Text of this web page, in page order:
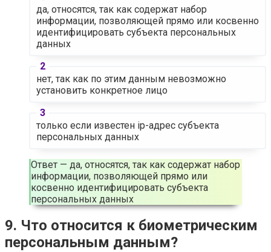
да, относятся, так как содержат набор
информации, позволяющей прямо или косвенно
идентифицировать субъекта персональных
данных
нет, так как по этим данным невозможно
установить конкретное лицо
только если известен ip-адрес субъекта
персональных данных
Ответ — да, относятся, так как содержат набор
информации, позволяющей прямо или
косвенно идентифицировать субъекта
персональных данных
9. Что относится к биометрическим
персональным данным?